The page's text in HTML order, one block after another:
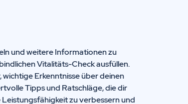
und weitere Informationen zu
Vitalitäts-Check ausfüllen.
Erkenntnisse über deinen
Tipps und Ratschläge, die dir
zu verbessern und